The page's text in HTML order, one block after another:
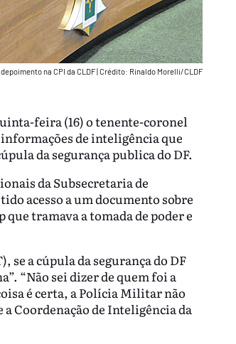
na CPI da CLDF|Crédito: Rinaldo Morelli/CLDF
feira (16) o tenente-coronel
de inteligência que
da segurança publica do DF.
da Subsecretaria de
acesso a um documento sobre
tramava a tomada de poder e
a cúpula da segurança do DF
“Não sei dizer de quem foi a
é certa, a Polícia Militar não
Coordenação de Inteligência da